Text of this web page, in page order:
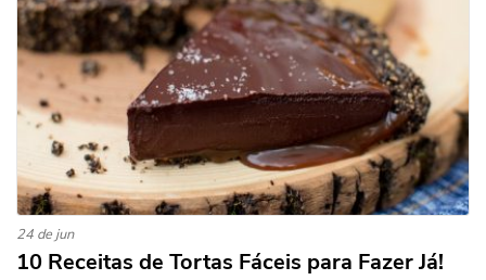
24 de jun
10 Receitas de Tortas Fáceis para Fazer Já!